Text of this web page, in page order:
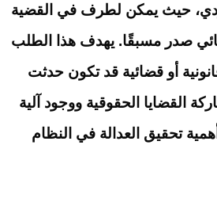
حيث يمكن لطرف في القضية
صدر مسبقًا. يهدف هذا الطلب
أو قضائية قد تكون حدثت
القضايا الحقوقية ووجود آلية
تحقيق العدالة في النظام